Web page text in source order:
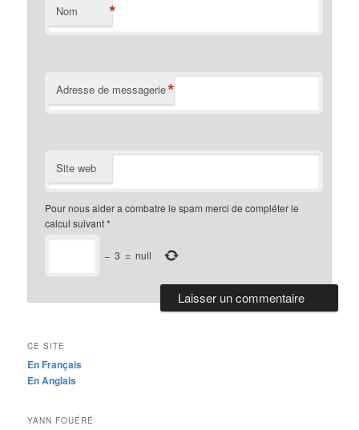
Nom *
Adresse de messagerie*
Site web
Pour nous aider a combatre le spam merci de compléter le
calcul suivant*
− 3 = null
CE SITE
En Français
En Anglais
YANN FOUÉRÉ